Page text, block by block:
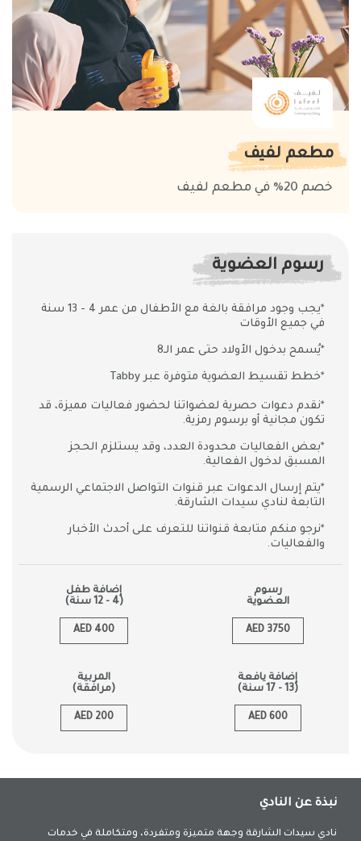
مطعم لفيف
خصم 20% في مطعم لفيف
رسوم العضوية
*يجب وجود مرافقة بالغة مع الأطفال من عمر 4 - 13 سنة
في جميع الأوقات
*يُسمح بدخول الأولاد حتى عمر الـ8
*خطط تقسيط العضوية متوفرة عبر Tabby
*نقدم دعوات حصرية لعضواتنا لحضور فعاليات مميزة، قد
تكون مجانية أو برسوم رمزية.
*بعض الفعاليات محدودة العدد، وقد يستلزم الحجز
المسبق لدخول الفعالية.
*يتم إرسال الدعوات عبر قنوات التواصل الاجتماعي الرسمية
التابعة لنادي سيدات الشارقة.
*نرجو منكم متابعة قنواتنا للتعرف على أحدث الأخبار
والفعاليات.
رسوم
العضوية
AED 3750
إضافة طفل
(4 - 12 سنة)
AED 400
إضافة يافعة
(13 - 17 سنة)
AED 600
المربية
(مرافقة)
AED 200
نبذة عن النادي
نادي سيدات الشارقة وجهة متميزة ومتفردة، ومتكاملة في خدمات